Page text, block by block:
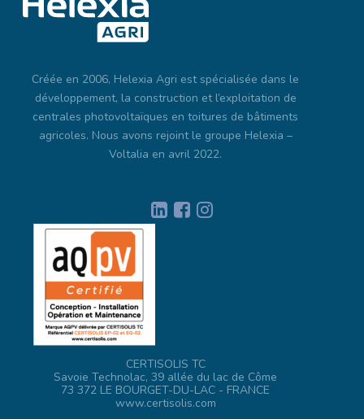
Plus d’info surwww.soren.eco
Créée en 2006, Helexia Agri est spécialisée dans le
développement, la construction et l’exploitation de
centrales photovoltaïques en toitures de bâtiments
agricoles. Nous avons rejoint le groupe Helexia –
Voltalia en avril 2022.
CERTISOLIS TC
Savoie Technolac, 39 allée du lac de Côme
73 372 LE BOURGET-DU-LAC - FRANCE
www.certisolis.com